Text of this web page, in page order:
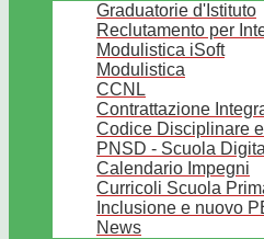
Graduatorie d'Istituto
Reclutamento per
Modulistica iSoft
Modulistica
CCNL
Contrattazione
Codice Disciplinare
PNSD - Scuola
Calendario Impegni
Curricoli Scuola
Inclusione e nuovo
News